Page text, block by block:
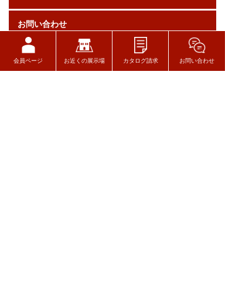
お問い合わせ
ログイン
会員ページ お近くの展示場 カタログ請求 お問い合わせ